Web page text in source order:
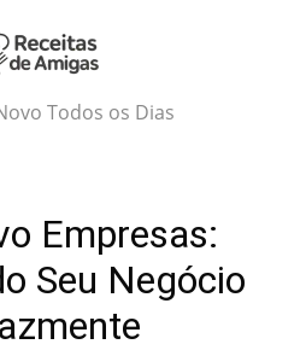
Todos os Dias
Empresas:
Seu Negócio